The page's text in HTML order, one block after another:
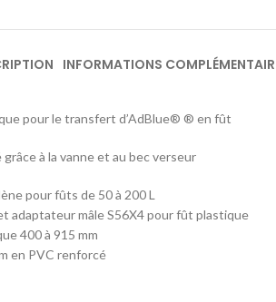
INFORMATIONS
pour le transfert d’AdBlue® ® en fût
à la vanne et au bec verseur
pour fûts de 50 à 200 L
adaptateur mâle S56X4 pour fût plastique
400 à 915 mm
en PVC renforcé